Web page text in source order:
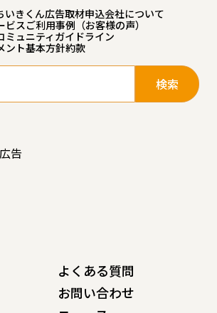
いきくん広告取材申込会社について
スご利用事例（お客様の声）
ミュニティガイドライン
ント基本方針約款
告
よくある質問
お問い合わせ